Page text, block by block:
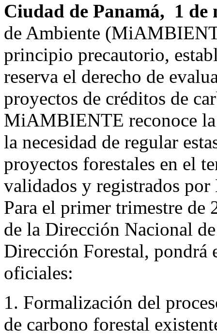
Ciudad de Panamá, 1 de
de Ambiente
principio precautorio,
reserva el derecho de
proyectos de créditos de
MiAMBIENTE reconoce
la necesidad de regular
proyectos forestales en el
validados y registrados
Para el primer trimestre
de la Dirección Nacional
Dirección Forestal, pondrá
oficiales:
1. Formalización del
de carbono forestal